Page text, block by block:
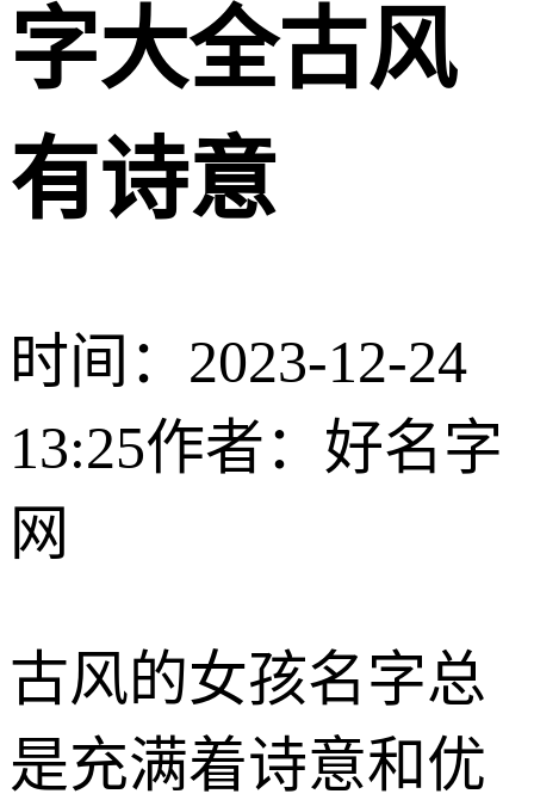
字大全古风
有诗意
时间：2023-12-24
13:25作者：好名字
网
古风的女孩名字总
是充满着诗意和优